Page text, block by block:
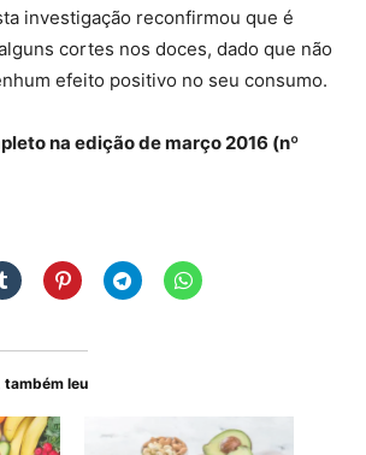
investigação reconfirmou que é
cortes nos doces, dado que não
efeito positivo no seu consumo.
na edição de março 2016 (nº
também leu